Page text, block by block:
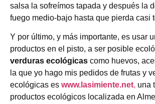
salsa la sofreímos tapada y después la
fuego medio-bajo hasta que pierda casi
Y por último, y más importante, es usar
productos en el pisto, a ser posible
verduras ecológicas como huevos,
la que yo hago mis pedidos de frutas y
ecológicas es www.lasimiente.net, una
productos ecológicos localizada en